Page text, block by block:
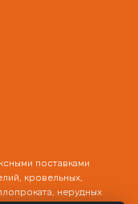
поставками
кровельных,
нерудных